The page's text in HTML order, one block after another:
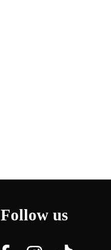
Follow us